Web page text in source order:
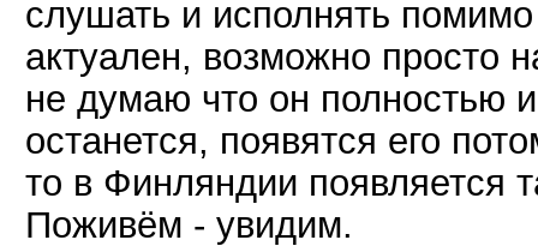
слушать и исполнять
актуален, возможно просто
не думаю что он полностью
останется, появятся его
то в Финляндии появляется
Поживём - увидим.